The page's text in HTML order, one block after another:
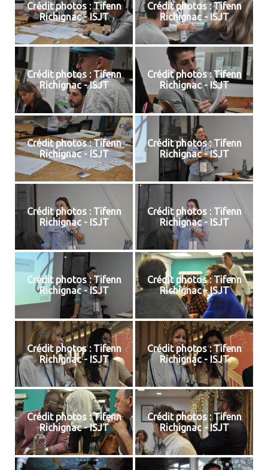
Crédit photos : Tifenn
Richignac - ISJT
Crédit photos : Tifenn
Richignac - ISJT
Crédit photos : Tifenn
Richignac - ISJT
Crédit photos : Tifenn
Richignac - ISJT
Crédit photos : Tifenn
Richignac - ISJT
Crédit photos : Tifenn
Richignac - ISJT
Crédit photos : Tifenn
Richignac - ISJT
Crédit photos : Tifenn
Richignac - ISJT
Crédit photos : Tifenn
Richignac - ISJT
Crédit photos : Tifenn
Richignac - ISJT
Crédit photos : Tifenn
Richignac - ISJT
Crédit photos : Tifenn
Richignac - ISJT
Crédit photos : Tifenn
Richignac - ISJT
Crédit photos : Tifenn
Richignac - ISJT